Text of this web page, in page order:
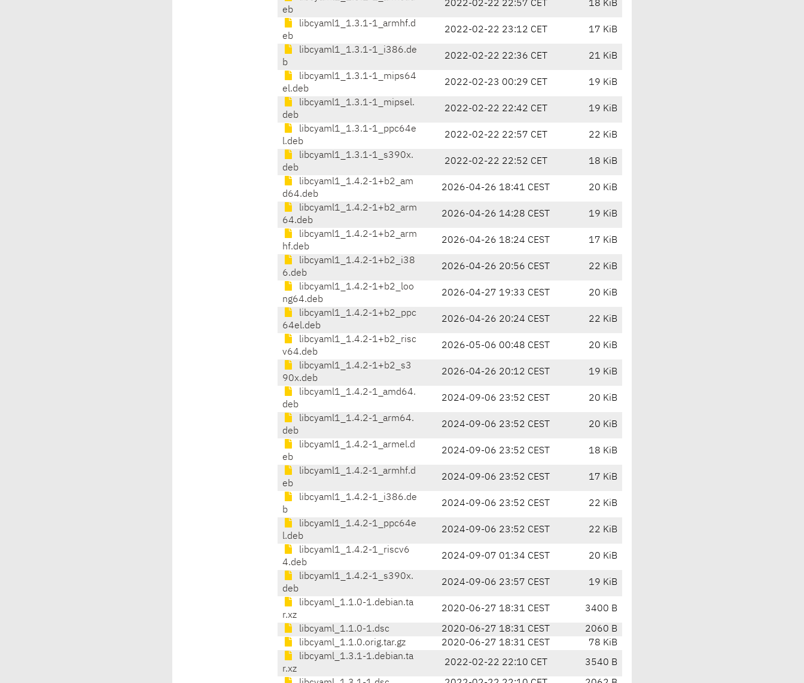
eb
2022-02-22 22:57 CET 18 KiB
libcyaml1_1.3.1-1_armhf.d
eb
2022-02-22 23:12 CET 17 KiB
libcyaml1_1.3.1-1_i386.de
b
2022-02-22 22:36 CET 21 KiB
libcyaml1_1.3.1-1_mips64
el.deb
2022-02-23 00:29 CET 19 KiB
libcyaml1_1.3.1-1_mipsel.
deb
2022-02-22 22:42 CET 19 KiB
libcyaml1_1.3.1-1_ppc64e
l.deb
2022-02-22 22:57 CET 22 KiB
libcyaml1_1.3.1-1_s390x.
deb
2022-02-22 22:52 CET 18 KiB
libcyaml1_1.4.2-1+b2_am
d64.deb
2026-04-26 18:41 CEST 20 KiB
libcyaml1_1.4.2-1+b2_arm
64.deb
2026-04-26 14:28 CEST 19 KiB
libcyaml1_1.4.2-1+b2_arm
hf.deb
2026-04-26 18:24 CEST 17 KiB
libcyaml1_1.4.2-1+b2_i38
6.deb
2026-04-26 20:56 CEST 22 KiB
libcyaml1_1.4.2-1+b2_loo
ng64.deb
2026-04-27 19:33 CEST 20 KiB
libcyaml1_1.4.2-1+b2_ppc
64el.deb
2026-04-26 20:24 CEST 22 KiB
libcyaml1_1.4.2-1+b2_risc
v64.deb
2026-05-06 00:48 CEST 20 KiB
libcyaml1_1.4.2-1+b2_s3
90x.deb
2026-04-26 20:12 CEST 19 KiB
libcyaml1_1.4.2-1_amd64.
deb
2024-09-06 23:52 CEST 20 KiB
libcyaml1_1.4.2-1_arm64.
deb
2024-09-06 23:52 CEST 20 KiB
libcyaml1_1.4.2-1_armel.d
eb
2024-09-06 23:52 CEST 18 KiB
libcyaml1_1.4.2-1_armhf.d
eb
2024-09-06 23:52 CEST 17 KiB
libcyaml1_1.4.2-1_i386.de
b
2024-09-06 23:52 CEST 22 KiB
libcyaml1_1.4.2-1_ppc64e
l.deb
2024-09-06 23:52 CEST 22 KiB
libcyaml1_1.4.2-1_riscv6
4.deb
2024-09-07 01:34 CEST 20 KiB
libcyaml1_1.4.2-1_s390x.
deb
2024-09-06 23:57 CEST 19 KiB
libcyaml_1.1.0-1.debian.ta
r.xz
2020-06-27 18:31 CEST 3400 B
libcyaml_1.1.0-1.dsc 2020-06-27 18:31 CEST
2060 B
libcyaml_1.1.0.orig.tar.gz
2020-06-27 18:31 CEST
78 KiB
libcyaml_1.3.1-1.debian.ta
r.xz
2022-02-22 22:10 CET 3540 B